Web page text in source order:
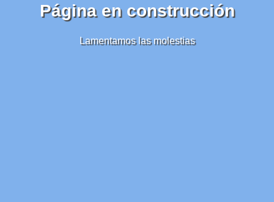
Página en construcción
Lamentamos las molestias